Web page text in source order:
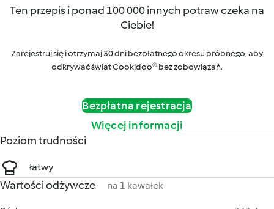
Ten przepis i ponad 100 000 innych potraw czeka na
Ciebie!
Zarejestruj się i otrzymaj 30 dni bezpłatnego okresu próbnego, aby
odkrywać świat Cookidoo® bez zobowiązań.
Bezpłatna rejestracja
Więcej informacji
Poziom trudności
łatwy
Wartości odżywcze na 1 kawałek